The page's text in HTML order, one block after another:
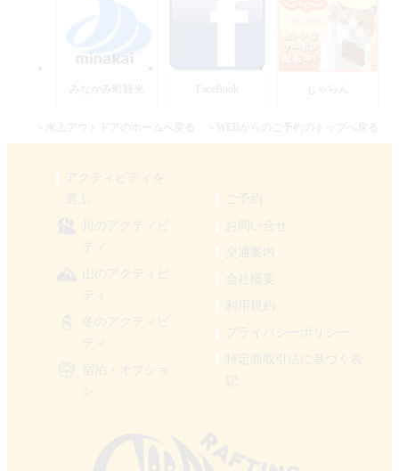
みなかみ町観光 FaceBook じゃらん
＞水上アウトドアのホームへ戻る ＞WEBからのご予約のトップへ戻る
アクティビティを
川のアクティビ
ティ
山のアクティビ
ティ
冬のアクティビ
ティ
宿泊・オプショ
ン
ご予約
お問い合せ
交通案内
会社概要
利用規約
プライバシーポリシー
特定商取引法に基づく表
記